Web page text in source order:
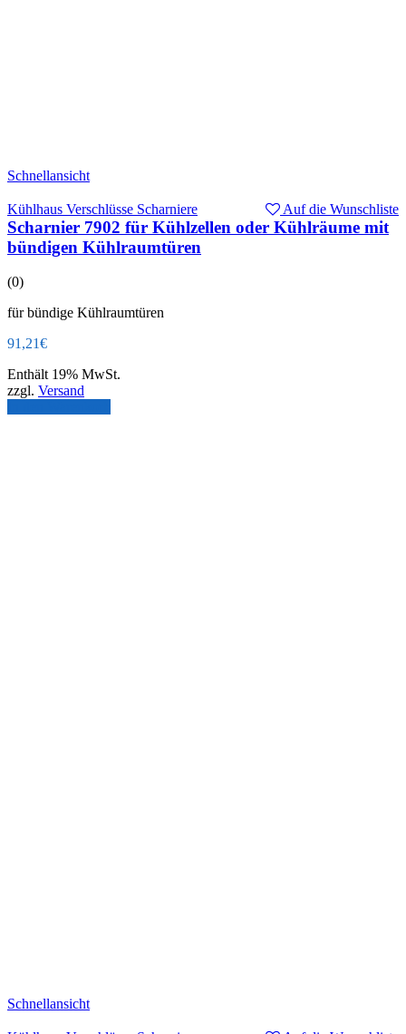
Schnellansicht
Kühlhaus Verschlüsse Scharniere Auf die Wunschliste
Scharnier 7902 für Kühlzellen oder Kühlräume mit
bündigen Kühlraumtüren
(0)
für bündige Kühlraumtüren
91,21€
Enthält 19% MwSt.
zzgl. Versand
Schnellansicht